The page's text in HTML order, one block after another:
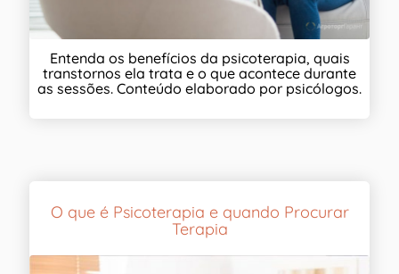
Entenda os benefícios da psicoterapia, quais
transtornos ela trata e o que acontece durante
as sessões. Conteúdo elaborado por psicólogos.
O que é Psicoterapia e quando Procurar
Terapia